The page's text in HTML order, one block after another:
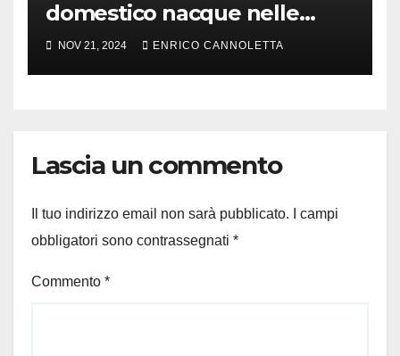
domestico nacque nelle
steppe del Mar Nero
NOV 21, 2024 ENRICO CANNOLETTA
Lascia un commento
Il tuo indirizzo email non sarà pubblicato.
I campi
obbligatori sono contrassegnati *
Commento *